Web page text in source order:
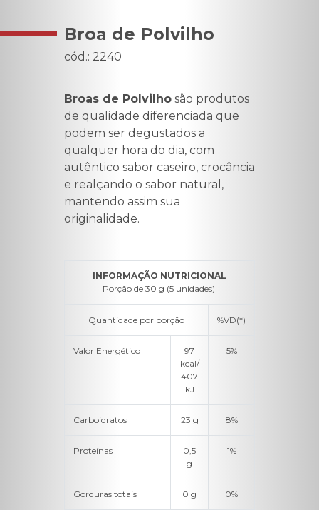
Broa de Polvilho
cód.: 2240
Broas de Polvilho são produtos
de qualidade diferenciada que
podem ser degustados a
qualquer hora do dia, com
autêntico sabor caseiro, crocância
e realçando o sabor natural,
mantendo assim sua
originalidade.
INFORMAÇÃO NUTRICIONAL
Porção de 30 g (5 unidades)
Quantidade por porção %VD(*)
Valor Energético
97
kcal/
407
kJ
5%
Carboidratos 23 g 8%
Proteínas
0,5
g
1%
Gorduras totais 0 g 0%